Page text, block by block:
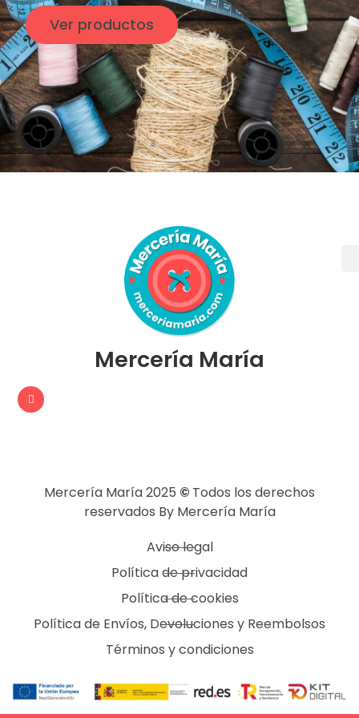
Ver productos
Mercería María
Mercería María 2025 © Todos los derechos
reservados By Mercería María
Aviso legal
Política de privacidad
Política de cookies
Política de Envíos, Devoluciones y Reembolsos
Términos y condiciones